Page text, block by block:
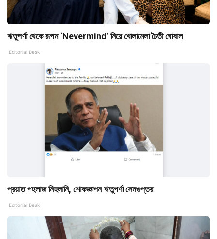
ঋতুপর্ণা থেকে রূপম ‘Nevermind’ নিয়ে খোলামেলা চৈতী ঘোষাল
Editorial Desk
প্রয়াত পহলাজ নিহলানি, শোকজ্ঞাপন ঋতুপর্ণা সেনগুপ্তর
Editorial Desk